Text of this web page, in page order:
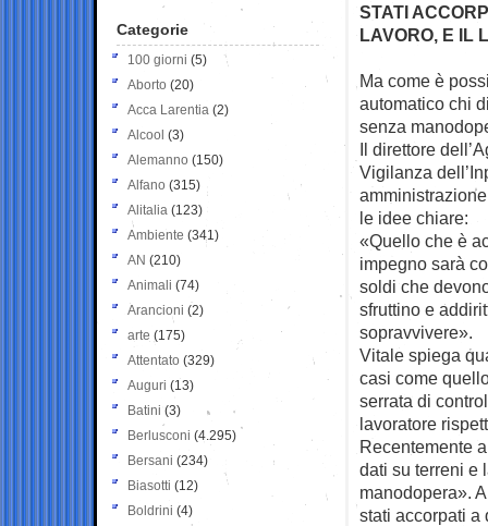
STATI
LAVORO, E IL
Ma come è
automatico chi
senza
Il direttore
Vigilanza
le idee chiare:
«Quello che è
impegno sarà
soldi che
sfruttino e
sopravvivere».
Vitale spiega
casi come
serrata di
lavoratore
Recentemente
dati su terreni e
manodopera».
stati accorpati a
Categorie
100 giorni (5)
Aborto (20)
Acca Larentia (2)
Alcool (3)
Alemanno (150)
Alfano (315)
Alitalia (123)
Ambiente (341)
AN (210)
Animali (74)
Arancioni (2)
arte (175)
Attentato (329)
Auguri (13)
Batini (3)
Berlusconi (4.295)
Bersani (234)
Biasotti (12)
Boldrini (4)